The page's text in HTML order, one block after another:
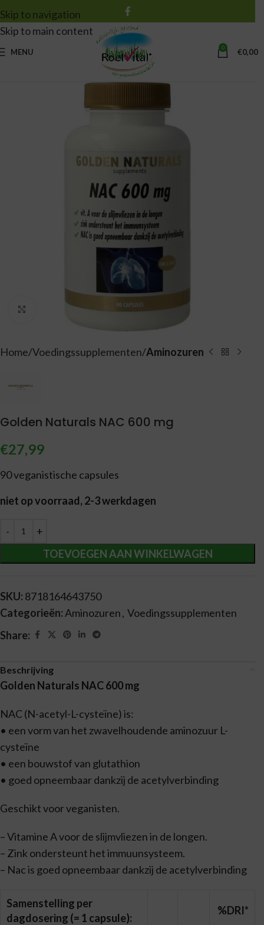
Skip to navigation
Skip to main content
MENU 0 €0,00
Vergroten
Home Voedingssupplementen Aminozuren
Golden Naturals NAC 600 mg
€27,99
90 veganistische capsules
niet op voorraad, 2-3 werkdagen
TOEVOEGEN AAN WINKELWAGEN
Alternative:
SKU: 8718164643750
Categorieën: Aminozuren, Voedingssupplementen
Share:
Beschrijving
Golden Naturals NAC 600 mg
NAC (N-acetyl-L-cysteïne) is:
• een vorm van het zwavelhoudende aminozuur L-
cysteïne
• een bouwstof van glutathion
• goed opneembaar dankzij de acetylverbinding
Geschikt voor veganisten.
– Vitamine A voor de slijmvliezen in de longen.
– Zink ondersteunt het immuunsysteem.
– Nac is goed opneembaar dankzij de acetylverbinding
Samenstelling per
dagdosering (= 1 capsule):
%DRI*